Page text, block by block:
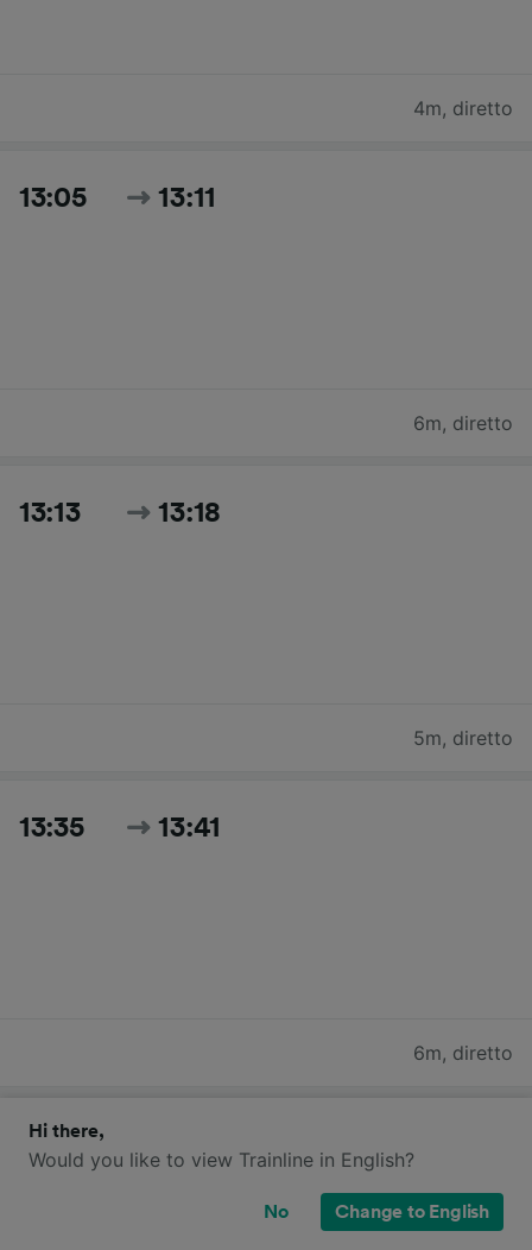
4m, diretto
13:05 13:11
6m, diretto
13:13 13:18
5m, diretto
13:35 13:41
6m, diretto
Cerca tutti gli orari e i prezzi per oggi
Hi there,
Would you like to view Trainline in English?
No Change to English